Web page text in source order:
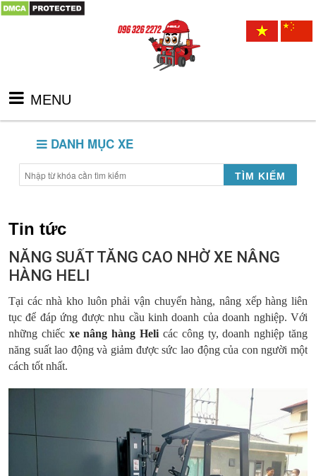
MENU
DANH MỤC XE
TÌM KIẾM
Tin tức
NĂNG SUẤT TĂNG CAO NHỜ XE NÂNG
HÀNG HELI
Tại các nhà kho luôn phải vận chuyển hàng, nâng xếp hàng liên
tục để đáp ứng được nhu cầu kinh doanh của doanh nghiệp. Với
những chiếc xe nâng hàng Heli các công ty, doanh nghiệp tăng
năng suất lao động và giảm được sức lao động của con người một
cách tốt nhất.